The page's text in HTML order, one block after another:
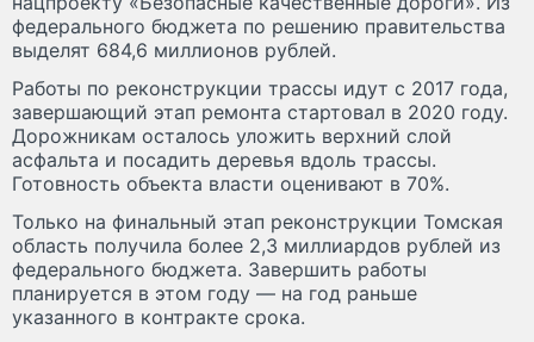
федерального бюджета по решению правительства
выделят 684,6 миллионов рублей.
Работы по реконструкции трассы идут с 2017 года,
завершающий этап ремонта стартовал в 2020 году.
Дорожникам осталось уложить верхний слой
асфальта и посадить деревья вдоль трассы.
Готовность объекта власти оценивают в 70%.
Только на финальный этап реконструкции Томская
область получила более 2,3 миллиардов рублей из
федерального бюджета. Завершить работы
планируется в этом году — на год раньше
указанного в контракте срока.